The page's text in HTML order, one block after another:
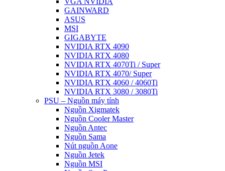
GAINWARD
ASUS
MSI
GIGABYTE
NVIDIA RTX 4090
NVIDIA RTX 4080
NVIDIA RTX 4070Ti / Super
NVIDIA RTX 4070/ Super
NVIDIA RTX 4060 / 4060Ti
NVIDIA RTX 3080 / 3080Ti
PSU – Nguồn máy tính
Nguồn Xigmatek
Nguồn Cooler Master
Nguồn Antec
Nguồn Sama
Nút nguồn Aone
Nguồn Jetek
Nguồn MSI